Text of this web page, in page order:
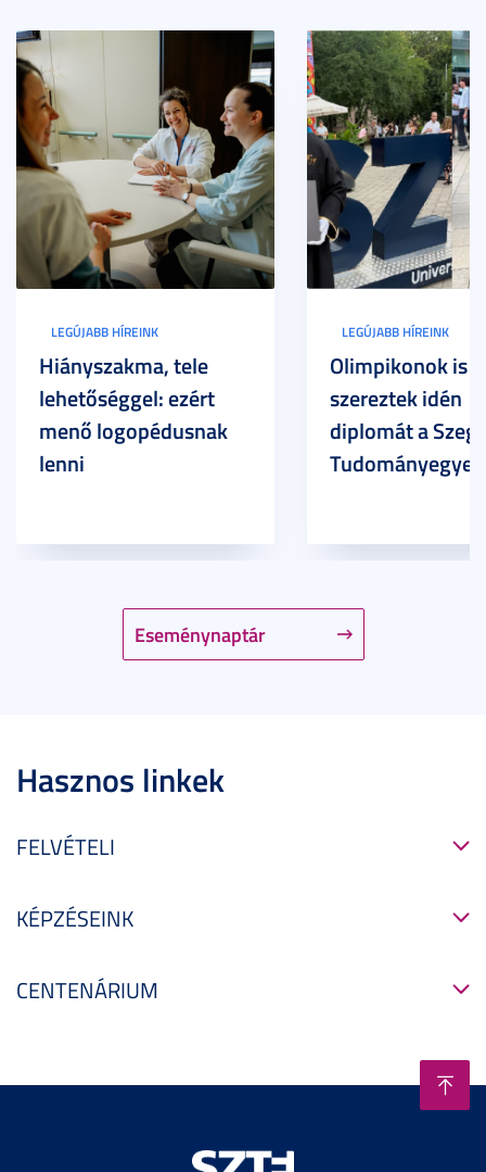
Eseménynaptár
LEGÚJABB HÍREINK
Hiányszakma, tele
lehetőséggel: ezért
menő logopédusnak
lenni
LEGÚJABB HÍREINK
Olimpikonok is
szereztek idén
diplomát a
Hasznos linkek
FELVÉTELI
KÉPZÉSEINK
CENTENÁRIUM